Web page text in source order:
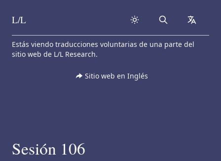
Skip to content
L/L Search
Estás viendo traducciones voluntarias de una parte del
sitio web de L/L Research.
Sitio web en Inglés
Sesión 106